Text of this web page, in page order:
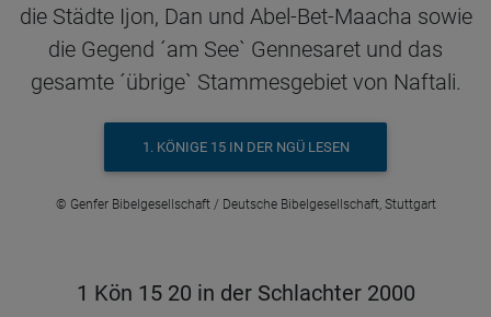
die Städte Ijon, Dan und Abel-Bet-Maacha sowie
die Gegend ´am See` Gennesaret und das
gesamte ´übrige` Stammesgebiet von Naftali.
1. KÖNIGE 15 IN DER NGÜ LESEN
© Genfer Bibelgesellschaft / Deutsche Bibelgesellschaft, Stuttgart
1 Kön 15 20 in der Schlachter 2000